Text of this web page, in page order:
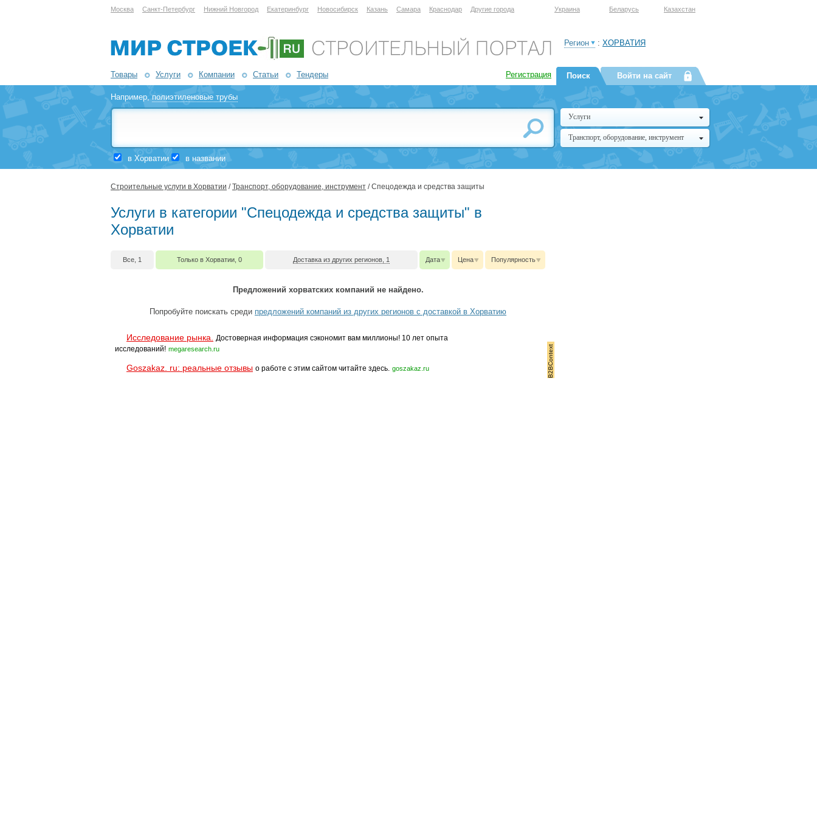
Москва Санкт-Петербург Нижний Новгород Екатеринбург Новосибирск Казань Самара Краснодар Другие города Украина Беларусь Казахстан
Товары Услуги Компании Статьи Тендеры Регистрация
Регион : ХОРВАТИЯ
Например,полиэтиленовые трубы
в Хорватии в названии
Поиск Войти на сайт
Услуги
Транспорт, оборудование, инструмент
Строительные услуги в Хорватии /Транспорт, оборудование, инструмент / Спецодежда и средства защиты
Услуги в категории "Спецодежда и средства защиты" в
Хорватии
Все, 1 Только в Хорватии, 0 Доставка из других регионов, 1 Дата Цена Популярность
Предложений хорватских компаний не найдено.
Попробуйте поискать среди предложений компаний из других регионов с доставкой в Хорватию
Исследование рынка.
Достоверная информация сэкономит вам миллионы! 10 лет опыта
исследований! megaresearch.ru
Goszakaz. ru: реальные отзывы о работе с этим сайтом читайте здесь. goszakaz.ru